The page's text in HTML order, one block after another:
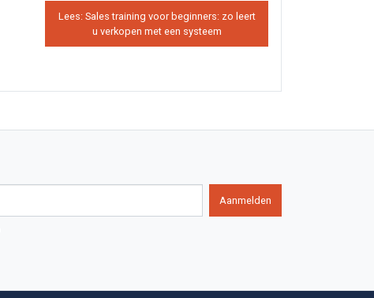
Lees: Sales training voor beginners: zo leert
u verkopen met een systeem
Aanmelden